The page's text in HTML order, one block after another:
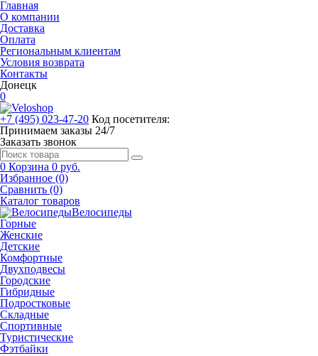
Главная
О компании
Доставка
Оплата
Региональным клиентам
Условия возврата
Контакты
Донецк
0
+7 (495) 023-47-20 Код посетителя:
Принимаем заказы 24/7
Заказать звонок
0 Корзина 0 руб.
Избранное (0)
Сравнить (0)
Каталог товаров
Велосипеды
Горные
Женские
Детские
Комфортные
Двухподвесы
Городские
Гибридные
Подростковые
Складные
Спортивные
Туристические
Фэтбайки